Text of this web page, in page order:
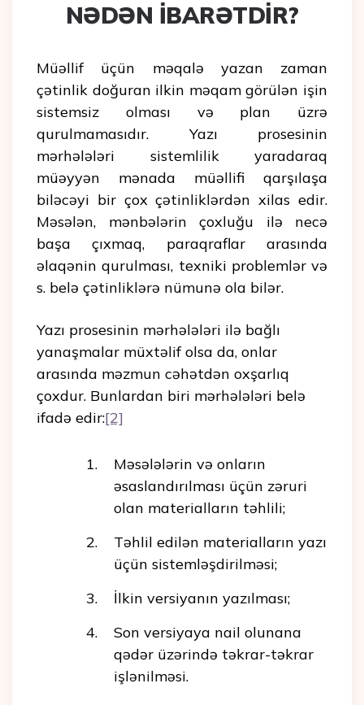
NƏDƏN İBARƏTDİR?
Müəllif üçün məqalə yazan zaman
çətinlik doğuran ilkin məqam görülən işin
sistemsiz olması və plan üzrə
qurulmamasıdır. Yazı prosesinin
mərhələləri sistemlilik yaradaraq
müəyyən mənada müəllifi qarşılaşa
biləcəyi bir çox çətinliklərdən xilas edir.
Məsələn, mənbələrin çoxluğu ilə necə
başa çıxmaq, paraqraflar arasında
əlaqənin qurulması, texniki problemlər və
s. belə çətinliklərə nümunə ola bilər.
Yazı prosesinin mərhələləri ilə bağlı
yanaşmalar müxtəlif olsa da, onlar
arasında məzmun cəhətdən oxşarlıq
çoxdur. Bunlardan biri mərhələləri belə
ifadə edir:[2]
Məsələlərin və onların
əsaslandırılması üçün zəruri
olan materialların təhlili;
Təhlil edilən materialların yazı
üçün sistemləşdirilməsi;
İlkin versiyanın yazılması;
Son versiyaya nail olunana
qədər üzərində təkrar-təkrar
işlənilməsi.